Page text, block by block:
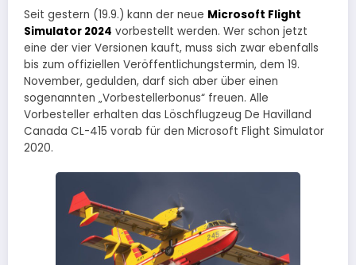
Seit gestern (19.9.) kann der neue Microsoft Flight
Simulator 2024 vorbestellt werden. Wer schon jetzt
eine der vier Versionen kauft, muss sich zwar ebenfalls
bis zum offiziellen Veröffentlichungstermin, dem 19.
November, gedulden, darf sich aber über einen
sogenannten „Vorbestellerbonus“ freuen. Alle
Vorbesteller erhalten das Löschflugzeug De Havilland
Canada CL-415 vorab für den Microsoft Flight Simulator
2020.